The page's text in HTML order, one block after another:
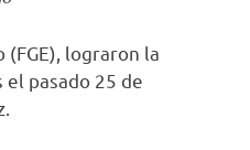
(FGE), lograron la
pasado 25 de